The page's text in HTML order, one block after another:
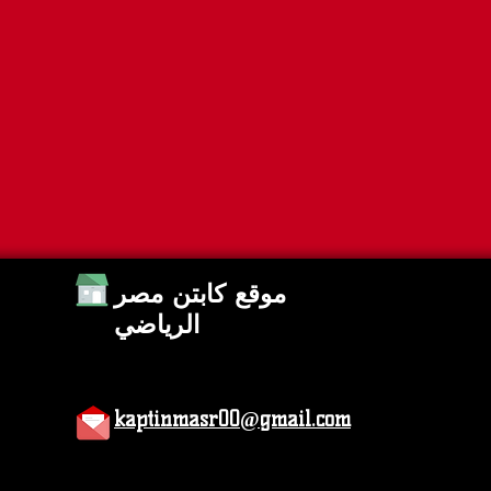
موقع كابتن مصر
الرياضي
kaptinmasr00@gmail.com